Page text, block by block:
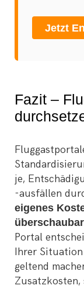
Jetzt
Fazit –
je,
-ausfällen
eigenes
Portal
Ihrer
geltend